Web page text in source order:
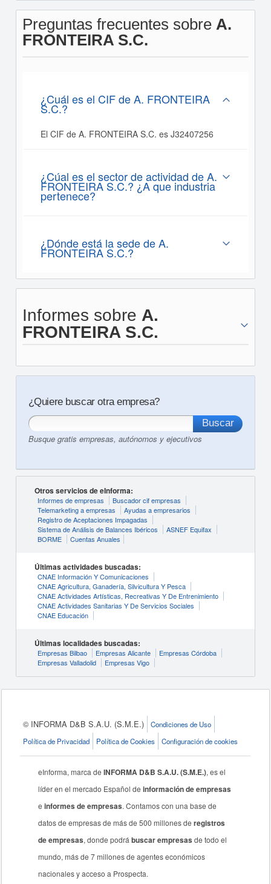
Preguntas frecuentes sobre A.
FRONTEIRA S.C.
¿Cuál es el CIF de A. FRONTEIRA
S.C.?
El CIF de A. FRONTEIRA S.C. es J32407256
¿Cúal es el sector de actividad de A.
FRONTEIRA S.C.? ¿A que industria
pertenece?
¿Dónde está la sede de A.
FRONTEIRA S.C.?
Informes sobre A.
FRONTEIRA S.C.
¿Quiere buscar otra empresa?
Busque gratis empresas, autónomos y ejecutivos
Otros servicios de eInforma:
Informes de empresas
Buscador cif empresas
Telemarketing a empresas
Ayudas a empresarios
Registro de Aceptaciones Impagadas
Sistema de Análisis de Balances Ibéricos
ASNEF Equifax
BORME
Cuentas Anuales
Últimas actividades buscadas:
CNAE Información Y Comunicaciones
CNAE Agricultura, Ganadería, Silvicultura Y Pesca
CNAE Actividades Artísticas, Recreativas Y De Entrenimiento
CNAE Actividades Sanitarias Y De Servicios Sociales
CNAE Educación
Últimas localidades buscadas:
Empresas Bilbao Empresas Alicante
Empresas Córdoba
Empresas Valladolid
Empresas Vigo
© INFORMA D&B S.A.U. (S.M.E.)
Condiciones de Uso
Política de Privacidad
Política de Cookies Configuración de cookies
eInforma, marca deINFORMA D&B S.A.U. (S.M.E.), es el
líder en el mercado Español deinformación de empresas
einformes de empresas. Contamos con una base de
datos de empresas de más de 500 millones deregistros
de empresas, donde podrábuscar empresas de todo el
mundo, más de 7 millones de agentes económicos
nacionales y acceso a Prospecta.